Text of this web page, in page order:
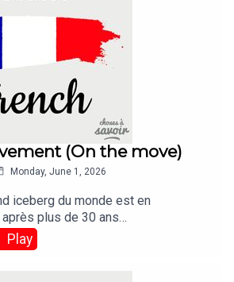
(On the move)
Monday, June 1, 2026
iceberg du monde est en
plus de 30 ans
:The world's biggest
the move after more than 30 years
Play